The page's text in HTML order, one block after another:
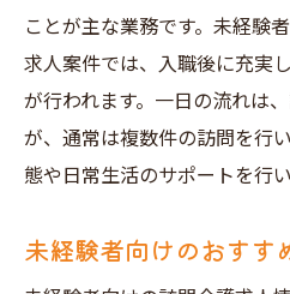
ことが主な業務です。未経験
求人案件では、入職後に充実
が行われます。一日の流れは
が、通常は複数件の訪問を行
態や日常生活のサポートを行い
未経験者向けのおすす